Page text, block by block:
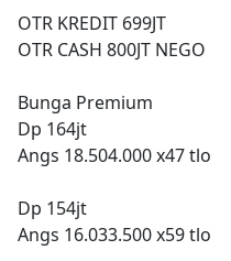
OTR KREDIT 699JT
OTR CASH 800JT NEGO
Bunga Premium
Dp 164jt
Angs 18.504.000 x47 tlo
Dp 154jt
Angs 16.033.500 x59 tlo